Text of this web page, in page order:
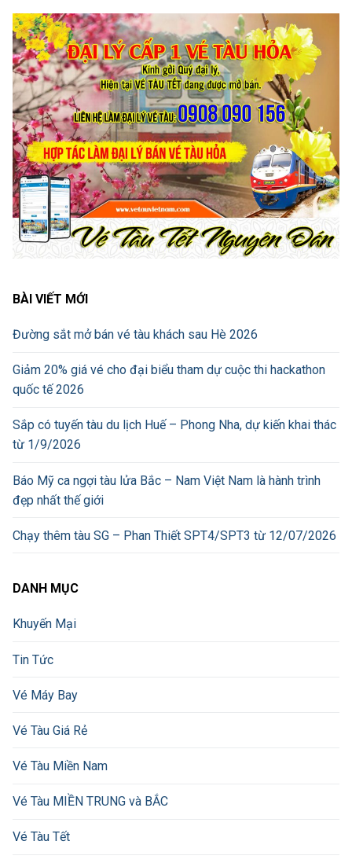
BÀI VIẾT MỚI
Đường sắt mở bán vé tàu khách sau Hè 2026
Giảm 20% giá vé cho đại biểu tham dự cuộc thi hackathon
quốc tế 2026
Sắp có tuyến tàu du lịch Huế – Phong Nha, dự kiến khai thác
từ 1/9/2026
Báo Mỹ ca ngợi tàu lửa Bắc – Nam Việt Nam là hành trình
đẹp nhất thế giới
Chạy thêm tàu SG – Phan Thiết SPT4/SPT3 từ 12/07/2026
DANH MỤC
Khuyến Mại
Tin Tức
Vé Máy Bay
Vé Tàu Giá Rẻ
Vé Tàu Miền Nam
Vé Tàu MIỀN TRUNG và BẮC
Vé Tàu Tết